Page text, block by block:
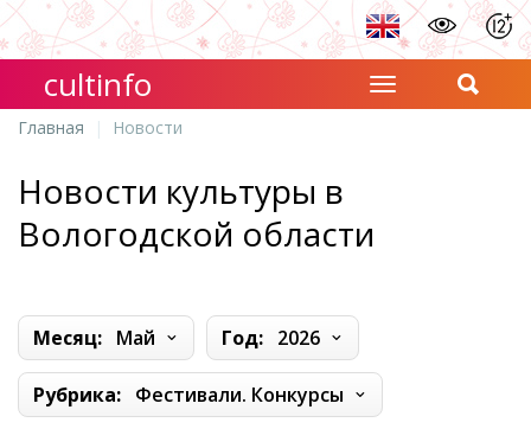
cultinfo
Главная Новости
Новости культуры в
Вологодской области
Месяц: Май Год: 2026
Рубрика: Фестивали. Конкурсы